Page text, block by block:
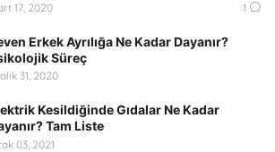
17, 2020 1
Erkek Ayrılığa Ne Kadar Dayanır?
Süreç
31, 2020
Kesildiğinde Gıdalar Ne Kadar
Tam Liste
03, 2021